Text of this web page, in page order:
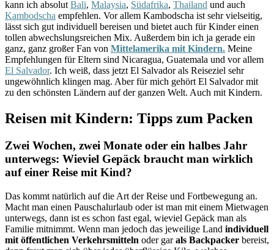
kann ich absolutBali, Malaysia, Südafrika, Thailand und auch
Kambodscha empfehlen. Vor allem Kambodscha ist sehr vielseitig,
lässt sich gut individuell bereisen und bietet auch für Kinder einen
tollen abwechslungsreichen Mix. Außerdem bin ich ja gerade ein
ganz, ganz großer Fan von Mittelamerika mit Kindern. Meine
Empfehlungen für Eltern sind Nicaragua, Guatemala und vor allem
El Salvador. Ich weiß, dass jetzt El Salvador als Reiseziel sehr
ungewöhnlich klingen mag. Aber für mich gehört El Salvador mit
zu den schönsten Ländern auf der ganzen Welt. Auch mit Kindern.
Reisen mit Kindern: Tipps zum Packen
Zwei Wochen, zwei Monate oder ein halbes Jahr
unterwegs: Wieviel Gepäck braucht man wirklich
auf einer Reise mit Kind?
Das kommt natürlich auf die Art der Reise und Fortbewegung an.
Macht man einen Pauschalurlaub oder ist man mit einem Mietwagen
unterwegs, dann ist es schon fast egal, wieviel Gepäck man als
Familie mitnimmt. Wenn man jedoch das jeweilige Land individuell
mit öffentlichen Verkehrsmitteln oder garals Backpacker bereist,